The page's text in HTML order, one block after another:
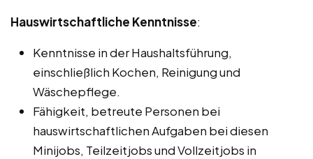
Hauswirtschaftliche Kenntnisse:
Kenntnisse in der Haushaltsführung,
einschließlich Kochen, Reinigung und
Wäschepflege.
Fähigkeit, betreute Personen bei
hauswirtschaftlichen Aufgaben bei diesen
Minijobs, Teilzeitjobs und Vollzeitjobs in